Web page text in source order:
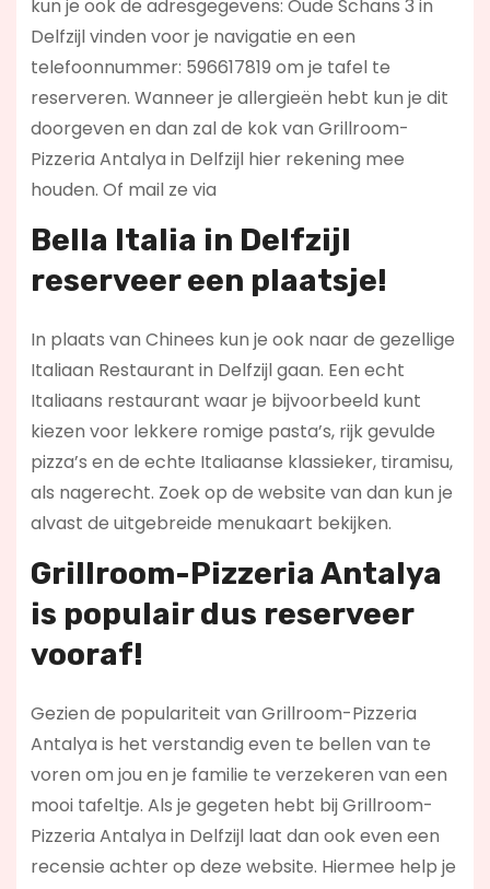
kun je ook de adresgegevens: Oude Schans 3 in
Delfzijl vinden voor je navigatie en een
telefoonnummer: 596617819 om je tafel te
reserveren. Wanneer je allergieën hebt kun je dit
doorgeven en dan zal de kok van Grillroom-
Pizzeria Antalya in Delfzijl hier rekening mee
houden. Of mail ze via
Bella Italia in Delfzijl
reserveer een plaatsje!
In plaats van Chinees kun je ook naar de gezellige
Italiaan Restaurant in Delfzijl gaan. Een echt
Italiaans restaurant waar je bijvoorbeeld kunt
kiezen voor lekkere romige pasta’s, rijk gevulde
pizza’s en de echte Italiaanse klassieker, tiramisu,
als nagerecht. Zoek op de website van dan kun je
alvast de uitgebreide menukaart bekijken.
Grillroom-Pizzeria Antalya
is populair dus reserveer
vooraf!
Gezien de populariteit van Grillroom-Pizzeria
Antalya is het verstandig even te bellen van te
voren om jou en je familie te verzekeren van een
mooi tafeltje. Als je gegeten hebt bij Grillroom-
Pizzeria Antalya in Delfzijl laat dan ook even een
recensie achter op deze website. Hiermee help je